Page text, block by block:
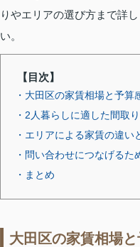
りやエリアの選び方まで詳
い。
【目次】
・大田区の家賃相場と予算
・2人暮らしに適した間取
・エリアによる家賃の違い
・問い合わせにつなげるた
・まとめ
大田区の家賃相場